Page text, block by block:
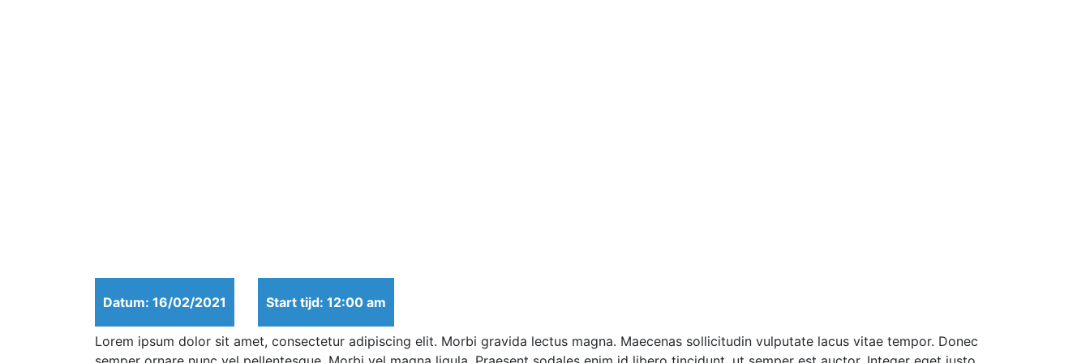
Datum: 16/02/2021 Start tijd: 12:00 am
Lorem ipsum dolor sit amet, consectetur adipiscing elit. Morbi gravida lectus magna. Maecenas sollicitudin vulputate lacus vitae tempor. Donec